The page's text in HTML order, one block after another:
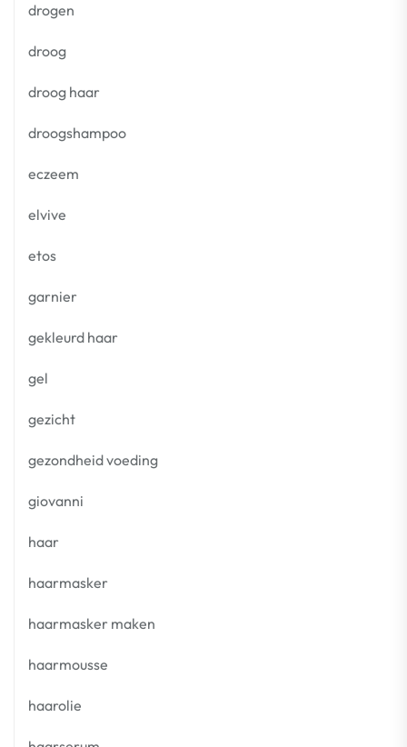
drogen
droog
droog haar
droogshampoo
eczeem
elvive
etos
garnier
gekleurd haar
gel
gezicht
gezondheid voeding
giovanni
haar
haarmasker
haarmasker maken
haarmousse
haarolie